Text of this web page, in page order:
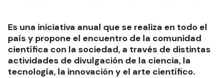
Es una iniciativa anual que se realiza en todo el
país y propone el encuentro de la comunidad
científica con la sociedad, a través de distintas
actividades de divulgación de la ciencia, la
tecnología, la innovación y el arte científico.